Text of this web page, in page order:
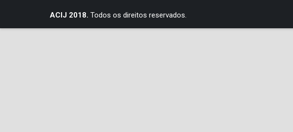
ACIJ 2018. Todos os direitos reservados.